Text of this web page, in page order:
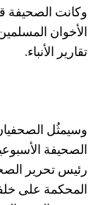
وكانت
الأخوان
تقارير الأنباء.
وسيمثُل
الصحيفة
رئيس تحرير
المحكمة على